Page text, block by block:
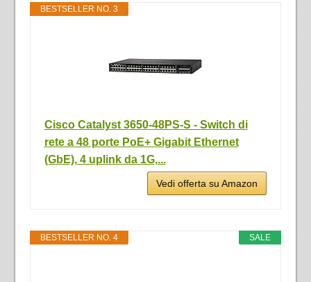
BESTSELLER NO. 3
Cisco Catalyst 3650-48PS-S - Switch di
rete a 48 porte PoE+ Gigabit Ethernet
(GbE), 4 uplink da 1G,...
Vedi offerta su Amazon
SALE
BESTSELLER NO. 4